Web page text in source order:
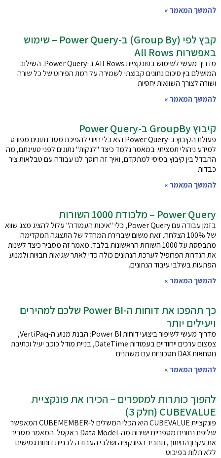
להמשך המאמר »
קבץ לפי (Group By) ב-Power Query – שימוש
באפשרות All Rows
מדריך מעשי לשימוש בפונקציית All Rows ב-Power Query. השילוב
המושלם בין סיכום נתונים קבוצתי לשמירה על רמת הפירוט של כל שורה
ושורה לצורך השוואות יחסיות
להמשך המאמר »
קיבוץ GroupBy ב-Power Query
פעולת הקיבוץ ב-Power Query היא כלי חיוני להפיכת מסד נתונים מפורט
למידע ניהולי תמציתי. במאמר נלמד כיצד "לנקות" נתונים לפני טעינתם, מה
ההבדל בין קיבוץ בסיסי למתקדם, ואיך זה חוסך לנו עבודה עם טבלאות ציר
כבדות.
להמשך המאמר »
Power Query – מלכודת 1000 השורות
בזמן עבודה עם Power Query, כלי "איכות העמודה" עלול להציג מצג שווא
של 100% הצלחה. זאת משום שברירת המחדל של התצוגה המקדימה
מתבססת על 1000 השורות הראשונות בלבד. מאמר זה מסביר כיצד לשנות
את הגדרות הפרופיל לערכת הנתונים כולה כדי לאתר שגיאות חבויות ולמנוע
הפתעות בשלבי עיבוד הנתונים.
להמשך המאמר »
כך תהפכו את דוחות ה-Power BI שלכם למהירים
ויעילים יותר
מדריך מעשי לשיפור ביצועי דוחות Power BI: הבנת מנוע ה-VertiPaq,
צמצום ערכים ייחודיים בעמודות DateTime, בניית מודל כוכב יעיל וכתיבת
נוסחאות DAX חסכוניות עם משתנים
להמשך המאמר »
להפוך כותרות למספרים – הכירו את פונקציית
CUBEVALUE (חלק 3)
פונקציית CUBEVALUE היא הכלי המשלים ל-CUBEMEMBER המאפשר
שליפת נתונים מספריים ישירות מה-Data Model באקסל. המאמר מסביר
את עקרון החיתוך, תחביר הפונקציה ושלבי העבודה לבניית דוחות גמישים
ללא תלות בפיבוט